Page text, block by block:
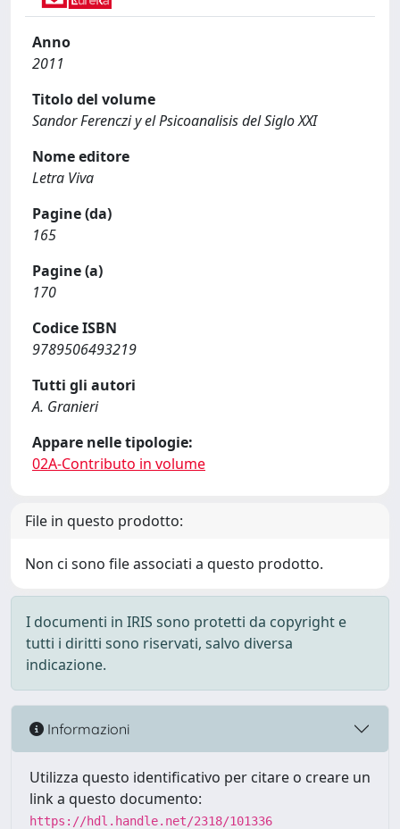
Anno
2011
Titolo del volume
Sandor Ferenczi y el Psicoanalisis del Siglo XXI
Nome editore
Letra Viva
Pagine (da)
165
Pagine (a)
170
Codice ISBN
9789506493219
Tutti gli autori
A. Granieri
Appare nelle tipologie:
02A-Contributo in volume
File in questo prodotto:
Non ci sono file associati a questo prodotto.
I documenti in IRIS sono protetti da copyright e
tutti i diritti sono riservati, salvo diversa
indicazione.
Informazioni
Utilizza questo identificativo per citare o creare un
link a questo documento:
https://hdl.handle.net/2318/101336